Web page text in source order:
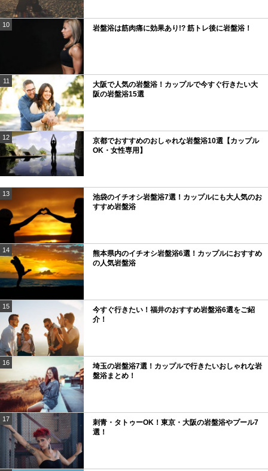
10 岩盤浴は筋肉痛に効果あり!? 筋トレ後に岩盤浴！
11
大阪で人気の岩盤浴！カップルで今すぐ行きたい大
阪の岩盤浴15選
12
京都でおすすめのおしゃれな岩盤浴10選【カップル
OK・女性専用】
13
池袋のイチオシ岩盤浴7選！カップルにも大人気のお
すすめ岩盤浴
14
熊本県内のイチオシ岩盤浴6選！カップルにおすすめ
の人気岩盤浴
15
今すぐ行きたい！福井のおすすめ岩盤浴6選をご紹
介！
16
埼玉の岩盤浴7選！カップルで行きたいおしゃれな岩
盤浴まとめ！
17
刺青・タトゥーOK！東京・大阪の岩盤浴やプール7
選！